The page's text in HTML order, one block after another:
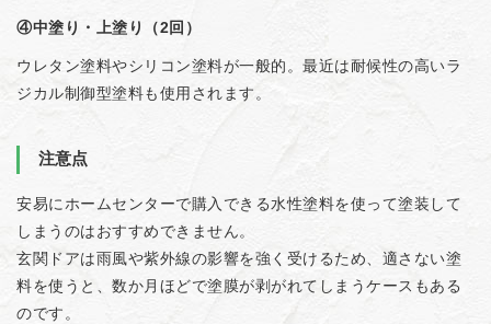
④中塗り・上塗り（2回）
ウレタン塗料やシリコン塗料が一般的。最近は耐候性の高いラ
ジカル制御型塗料も使用されます。
注意点
安易にホームセンターで購入できる水性塗料を使って塗装して
しまうのはおすすめできません。
玄関ドアは雨風や紫外線の影響を強く受けるため、適さない塗
料を使うと、数か月ほどで塗膜が剥がれてしまうケースもある
のです。